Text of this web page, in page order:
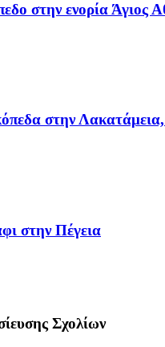
στην ενορία Άγιος
στην
στην Πέγεια
Σχολίων